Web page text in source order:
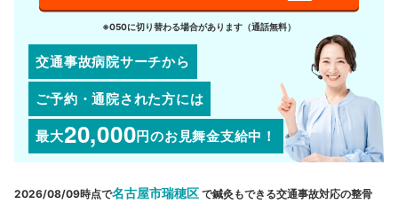
※050に切り替わる場合があります（通話無料）
交通事故病院サーチから
ご予約・通院された方には
最大20,000円のお見舞金支給中！
2026/08/09時点で名古屋市瑞穂区 で鍼灸もできる交通事故対応の整骨